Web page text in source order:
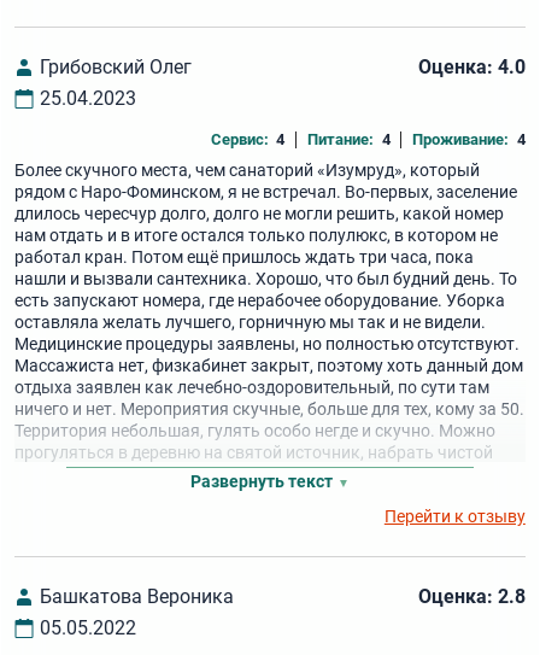
Грибовский Олег
25.04.2023
Оценка: 4.0
Сервис: 4 Питание: 4 Проживание: 4
Более скучного места, чем санаторий «Изумруд», который
рядом с Наро-Фоминском, я не встречал. Во-первых, заселение
длилось чересчур долго, долго не могли решить, какой номер
нам отдать и в итоге остался только полулюкс, в котором не
работал кран. Потом ещё пришлось ждать три часа, пока
нашли и вызвали сантехника. Хорошо, что был будний день. То
есть запускают номера, где нерабочее оборудование. Уборка
оставляла желать лучшего, горничную мы так и не видели.
Медицинские процедуры заявлены, но полностью отсутствуют.
Массажиста нет, физкабинет закрыт, поэтому хоть данный дом
отдыха заявлен как лечебно-оздоровительный, по сути там
ничего и нет. Мероприятия скучные, больше для тех, кому за 50.
Территория небольшая, гулять особо негде и скучно. Можно
прогуляться в деревню на святой источник, набрать чистой
воды, для развлечения. А в целом там делать нечего.
Развернуть текст
Перейти к отзыву
Башкатова Вероника
05.05.2022
Оценка: 2.8